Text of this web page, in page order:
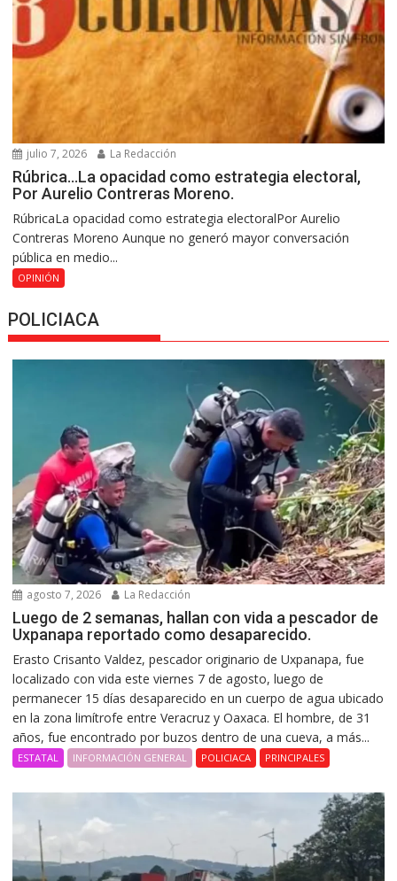
julio 7, 2026 La Redacción
Rúbrica…La opacidad como estrategia electoral,
Por Aurelio Contreras Moreno.
RúbricaLa opacidad como estrategia electoralPor Aurelio
Contreras Moreno Aunque no generó mayor conversación
pública en medio...
OPINIÓN
POLICIACA
agosto 7, 2026 La Redacción
Luego de 2 semanas, hallan con vida a pescador de
Uxpanapa reportado como desaparecido.
Erasto Crisanto Valdez, pescador originario de Uxpanapa, fue
localizado con vida este viernes 7 de agosto, luego de
permanecer 15 días desaparecido en un cuerpo de agua ubicado
en la zona limítrofe entre Veracruz y Oaxaca. El hombre, de 31
años, fue encontrado por buzos dentro de una cueva, a más...
ESTATAL INFORMACIÓN GENERAL POLICIACA PRINCIPALES